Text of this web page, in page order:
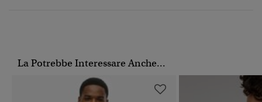
La Potrebbe Interessare Anche...